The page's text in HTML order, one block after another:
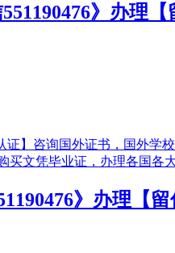
》办理
》办理【